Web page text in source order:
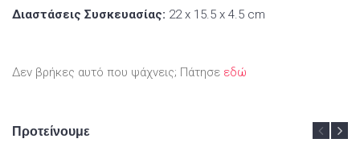
Διαστάσεις Συσκευασίας: 22 x 15.5 x 4.5 cm
Δεν βρήκες αυτό που ψάχνεις; Πάτησε εδώ
Προτείνουμε